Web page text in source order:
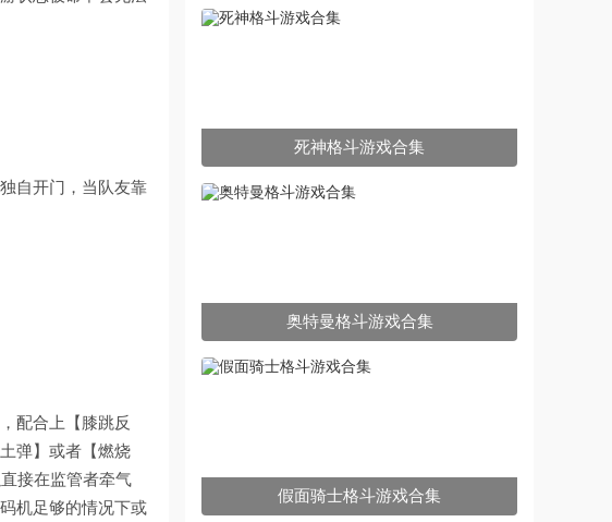
自开门，当队友靠
配合上【膝跳反
弹】或者【燃烧
接在监管者牵气
机足够的情况下或
死神格斗游戏合集
奥特曼格斗游戏合集
假面骑士格斗游戏合集